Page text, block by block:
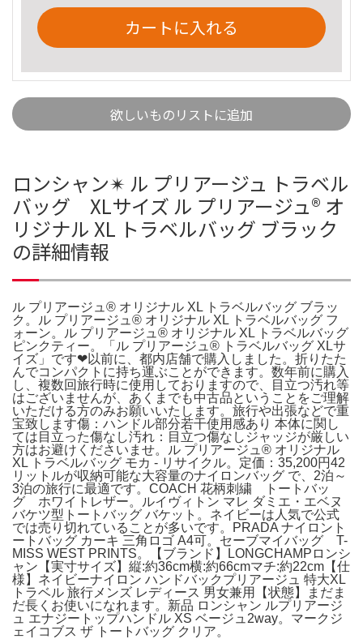
カートに入れる
欲しいものリストに追加
ロンシャン✴︎ ル プリアージュ トラベル
バッグ XLサイズ ル プリアージュ® オ
リジナル XL トラベルバッグ ブラック
の詳細情報
ル プリアージュ® オリジナル XL トラベルバッグ ブラッ
ク。ル プリアージュ® オリジナル XL トラベルバッグ フ
ォーン。ル プリアージュ® オリジナル XL トラベルバッグ
ピンクティー。「ル プリアージュ® トラベルバッグ XLサ
イズ」です❤︎以前に、都内店舗で購入しました。折りたた
んでコンパクトに持ち運ぶことができます。数年前に購入
し、複数回旅行時に使用しておりますので、目立つ汚れ等
はございませんが、あくまでも中古品ということをご理解
いただける方のみお願いいたします。旅行や出張などで重
宝致します傷：ハンドル部分若干使用感あり 本体に関し
ては目立った傷なし汚れ：目立つ傷なしジャッジが厳しい
方はお避けくださいませ。ル プリアージュ® オリジナル
XL トラベルバッグ モカ - リサイクル。定価：35,200円42
リットルが収納可能な大容量のナイロンバッグ で、2泊～
3泊の旅行に最適です。COACH 花柄刺繍 トートバッ
グ ホワイトレザー。ルイヴィトン マレ ダミエ・エベヌ
バケツ型トートバッグ バケット。ネイビーは人気で公式
では売り切れていることが多いです。PRADA ナイロント
ートバッグ カーキ 三角ロゴ A4可。セーブマイバッグ T-
MISS WEST PRINTS。【ブランド】LONGCHAMPロンシ
ャン【実寸サイズ】縦:約36cm横:約66cmマチ:約22cm【仕
様】ネイビーナイロン ハンドバックプリアージュ 特大XL
トラベル 旅行メンズ レディース 男女兼用【状態】まだま
だ長くお使いになれます。新品 ロンシャン ルプリアージ
ュ エナジートップハンドル XS ベージュ2way。マークジ
ェイコブス ザ トートバッグ クリア。